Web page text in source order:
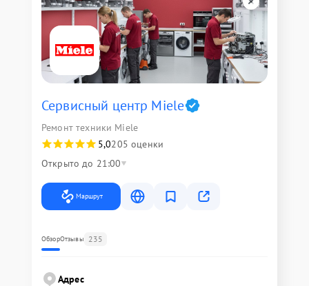
Сервисный центр Miele
Ремонт техники Miele
5,0205 оценки
Открыто до 21:00
Маршрут
ОбзорОтзывы 235
Адрес